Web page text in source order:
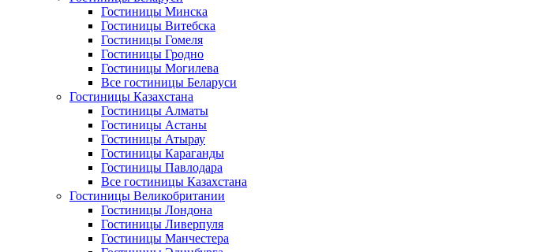
Гостиницы Минска
Гостиницы Витебска
Гостиницы Гомеля
Гостиницы Гродно
Гостиницы Могилева
Все гостиницы Беларуси
Гостиницы Казахстана
Гостиницы Алматы
Гостиницы Астаны
Гостиницы Атырау
Гостиницы Караганды
Гостиницы Павлодара
Все гостиницы Казахстана
Гостиницы Великобритании
Гостиницы Лондона
Гостиницы Ливерпуля
Гостиницы Манчестера